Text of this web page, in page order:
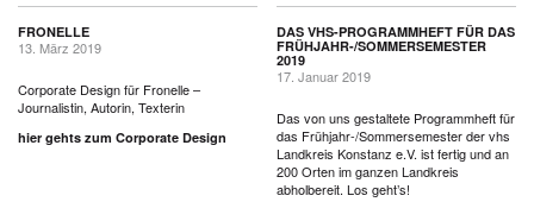
FRONELLE
13. März 2019
Corporate Design für Fronelle –
Journalistin, Autorin, Texterin
hier gehts zum Corporate Design
DAS VHS-PROGRAMMHEFT FÜR DAS
FRÜHJAHR-/SOMMERSEMESTER
2019
17. Januar 2019
Das von uns gestaltete Programmheft für
das Frühjahr-/Sommersemester der vhs
Landkreis Konstanz e.V. ist fertig und an
200 Orten im ganzen Landkreis
abholbereit. Los geht’s!